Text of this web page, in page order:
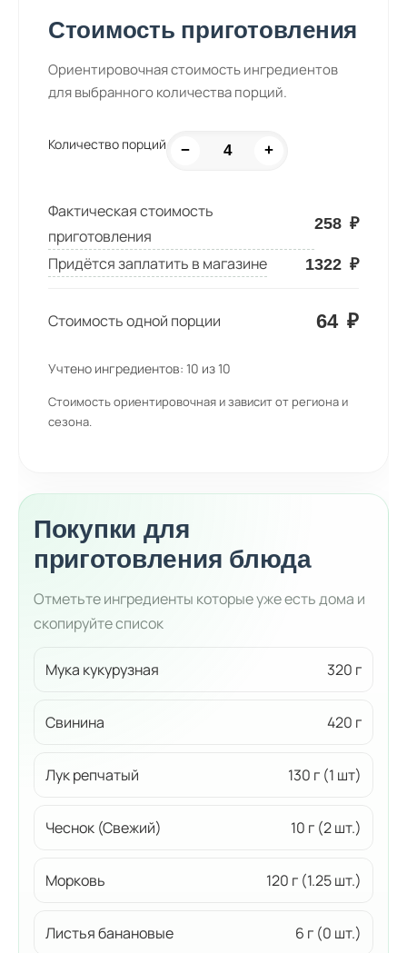
Стоимость приготовления
Ориентировочная стоимость ингредиентов
для выбранного количества порций.
Количество порций − +
Фактическая стоимость
приготовления
258 ₽
Придётся заплатить в магазине 1322 ₽
Стоимость одной порции 64 ₽
Учтено ингредиентов: 10 из10
Стоимость ориентировочная и зависит от региона и
сезона.
Покупки для
приготовления блюда
Отметьте ингредиенты которые уже есть дома и
скопируйте список
Мука кукурузная 320 г
Свинина 420 г
Лук репчатый 130 г (1 шт)
Чеснок (Свежий) 10 г (2 шт.)
Морковь 120 г (1.25 шт.)
Листья банановые 6 г (0 шт.)